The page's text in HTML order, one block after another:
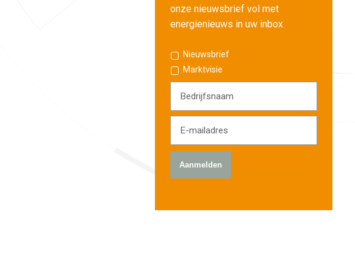
onze nieuwsbrief vol met
energienieuws in uw inbox
Nieuwsbrief
Marktvisie